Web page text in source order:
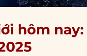
hôm nay: